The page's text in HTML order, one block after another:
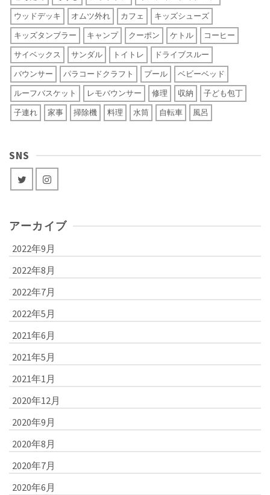
ウッドデッキ
オムツ外れ カフェ
キッズシューズ
キッズタンブラー
キャンプ クーポン ケトル
コーヒー
サイベックス
サンダル トイトレ
ドライブスルー
バウンサー
パラコードクラフト プール
ベビーベッド
ルーフバスケット
レモバウンサー 修理 収納
子ども包丁
子連れ
家事 掃除機 料理 水筒 自転車 風呂
SNS
アーカイブ
2022年9月
2022年8月
2022年7月
2022年5月
2021年6月
2021年5月
2021年1月
2020年12月
2020年9月
2020年8月
2020年7月
2020年6月